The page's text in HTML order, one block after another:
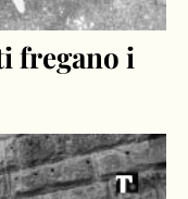
fregano i